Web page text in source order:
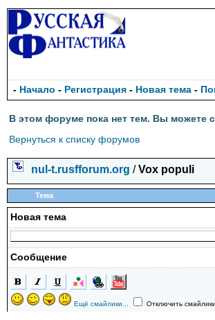
- Начало - Регистрация - Новая тема -
В этом форуме пока нет тем. Вы можете
Вернуться к списку форумов
nul-t.rusfforum.org /Vox populi
Тема
Новая тема
Сообщение
Ещё смайлики... Отключить